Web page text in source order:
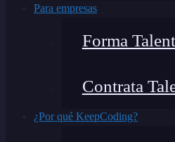
Para empresas
Forma
Contrata
¿Por qué KeepCoding?